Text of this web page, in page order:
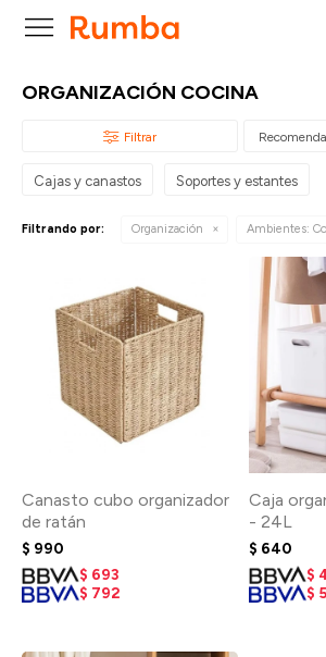

ORGANIZACIÓN COCINA
Cajas y canastos Soportes y estantes
Filtrando por: Organización Ambientes:
Canasto cubo organizador
de ratán
$ 990
$ 693
$ 792
Caja
- 24L
$ 640
$
$